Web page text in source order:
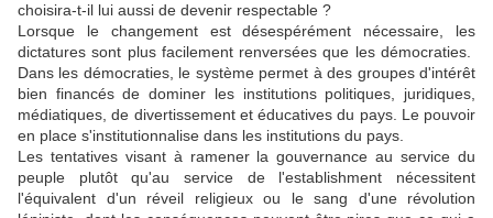
choisira-t-il lui aussi de devenir respectable ?
Lorsque le changement est désespérément nécessaire, les
dictatures sont plus facilement renversées que les démocraties.
Dans les démocraties, le système permet à des groupes d'intérêt
bien financés de dominer les institutions politiques, juridiques,
médiatiques, de divertissement et éducatives du pays. Le pouvoir
en place s'institutionnalise dans les institutions du pays.
Les tentatives visant à ramener la gouvernance au service du
peuple plutôt qu'au service de l'establishment nécessitent
l'équivalent d'un réveil religieux ou le sang d'une révolution